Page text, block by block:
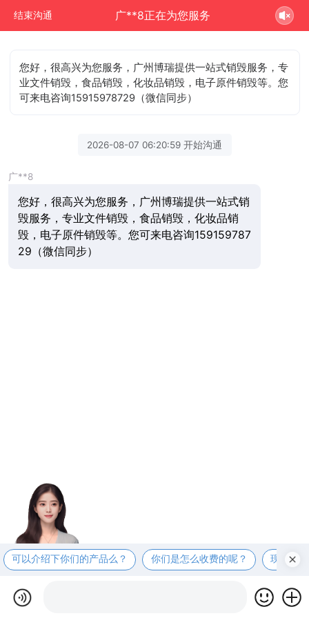
结束沟通 广**8正在为您服务
您好，很高兴为您服务，广州博瑞提供一站式销毁服务，专
业文件销毁，食品销毁，化妆品销毁，电子原件销毁等。您
可来电咨询15915978729（微信同步）
2026-08-07 06:20:59 开始沟通
广**8
您好，很高兴为您服务，广州博瑞提供一站式销
毁服务，专业文件销毁，食品销毁，化妆品销
毁，电子原件销毁等。您可来电咨询159159787
29（微信同步）
可以介绍下你们的产品么？ 你们是怎么收费的呢？ 现在有